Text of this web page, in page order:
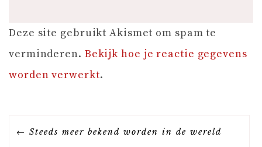
Deze site gebruikt Akismet om spam te
verminderen. Bekijk hoe je reactie gegevens
worden verwerkt.
B Steeds meer bekend worden in de wereld